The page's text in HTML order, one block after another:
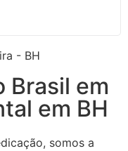
- BH
Brasil em
em BH
somos a